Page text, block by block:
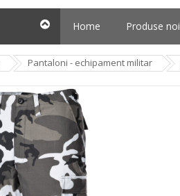
Home Produse noi
Pantaloni - echipament militar